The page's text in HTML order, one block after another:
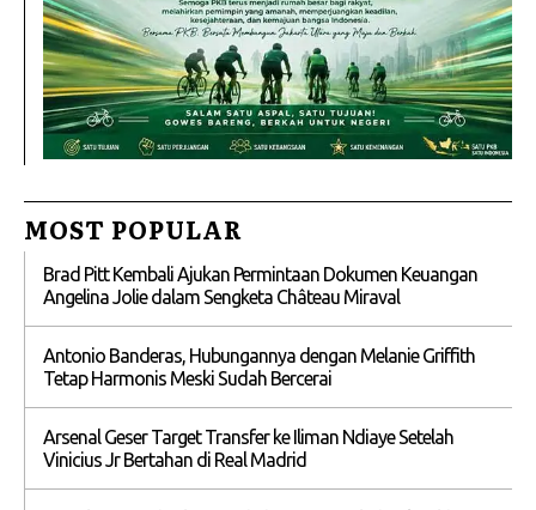
MOST POPULAR
Brad Pitt Kembali Ajukan Permintaan Dokumen Keuangan
Angelina Jolie dalam Sengketa Château Miraval
Antonio Banderas, Hubungannya dengan Melanie Griffith
Tetap Harmonis Meski Sudah Bercerai
Arsenal Geser Target Transfer ke Iliman Ndiaye Setelah
Vinicius Jr Bertahan di Real Madrid